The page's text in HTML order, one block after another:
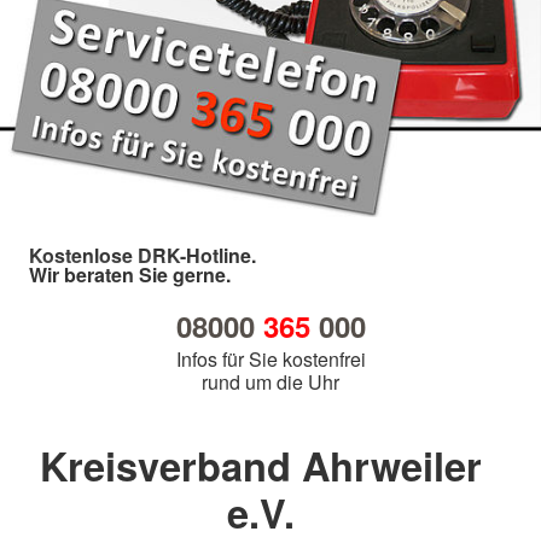
Kostenlose DRK-Hotline.
Wir beraten Sie gerne.
08000 365000
Infos für Sie kostenfrei
rund um die Uhr
Kreisverband Ahrweiler
e.V.